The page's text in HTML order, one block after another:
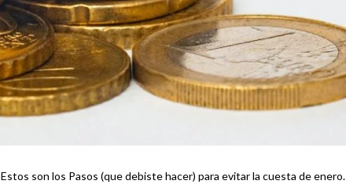
son los Pasos (que debiste hacer) para evitar la cuesta de enero. Te